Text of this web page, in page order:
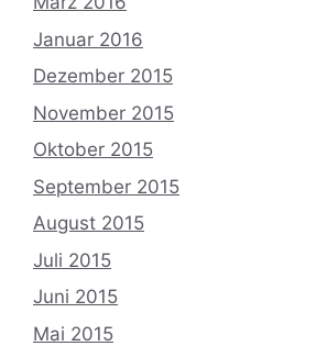
Januar 2016
Dezember 2015
November 2015
Oktober 2015
September 2015
August 2015
Juli 2015
Juni 2015
Mai 2015